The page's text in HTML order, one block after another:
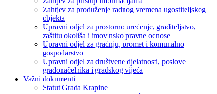
Zahtjev za produženje radnog vremena ugostiteljskog
objekta
Upravni odjel za prostorno uređenje, graditeljstvo,
zaštitu okoliša i imovinsko pravne odnose
Upravni odjel za gradnju, promet i komunalno
gospodarstvo
Upravni odjel za društvene djelatnosti, poslove
gradonačelnika i gradskog vijeća
Važni dokumenti
Statut Grada Krapine